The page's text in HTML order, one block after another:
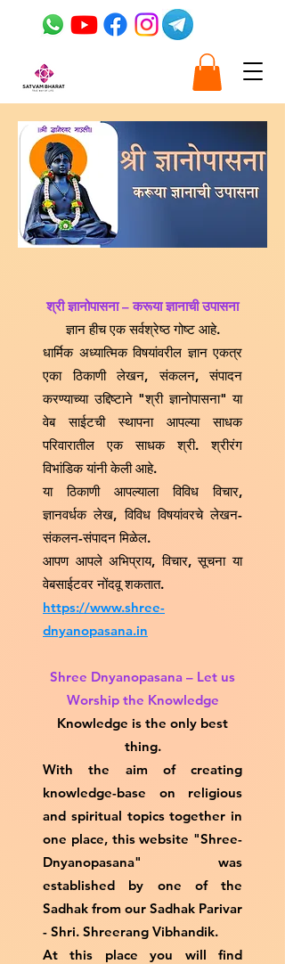
श्री ज्ञानोपासना – करूया ज्ञानाची उपासना
ज्ञान हीच एक सर्वश्रेष्ठ गोष्ट आहे.
धार्मिक अध्यात्मिक विषयांवरील ज्ञान एकत्र
एका ठिकाणी लेखन, संकलन, संपादन
करण्याच्या उद्दिष्टाने "श्री ज्ञानोपासना" या
वेब साईटची स्थापना आपल्या साधक
परिवारातील एक साधक श्री. श्रीरंग
विभांडिक यांनी केली आहे.
या ठिकाणी आपल्याला विविध विचार,
ज्ञानवर्धक लेख, विविध विषयांवरचे लेखन-
संकलन-संपादन मिळेल.
आपण आपले अभिप्राय, विचार, सूचना या
वेबसाईटवर नोंदवू शकतात.
https://www.shree-
dnyanopasana.in
Shree Dnyanopasana – Let us
Worship the Knowledge
Knowledge is the only best
thing.
With the aim of creating
knowledge-base on religious
and spiritual topics together in
one place, this website "Shree-
Dnyanopasana" was
established by one of the
Sadhak from our Sadhak Parivar
- Shri. Shreerang Vibhandik.
At this place you will find